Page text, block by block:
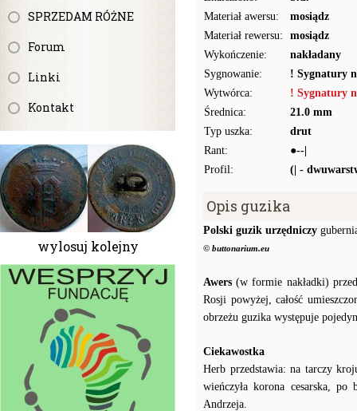
SPRZEDAM RÓŻNE
Forum
Linki
Kontakt
wylosuj kolejny
Materiał awersu:
mosiądz
Materiał rewersu:
mosiądz
Wykończenie:
nakładany
Sygnowanie:
! Sygnatury
Wytwórca:
! Sygnatury
Średnica:
21.0 mm
Typ uszka:
drut
Rant:
●--|
Profil:
(| -
Opis guzika
Polski guzik urzędniczy
© buttonarium.eu
Awers (w formie nakładki)
Rosji powyżej, całość
obrzeżu guzika występuje
Ciekawostka
Herb przedstawia: na tarczy
wieńczyła korona cesarska, po
Andrzeja.